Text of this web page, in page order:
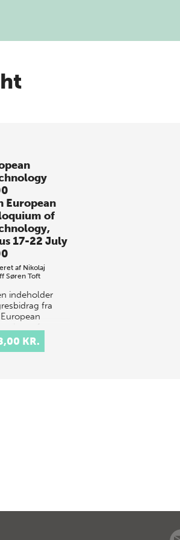
European
of
17-22 July
af Nikolaj
Søren Toft
indeholder
fra
of
som
på
KR.